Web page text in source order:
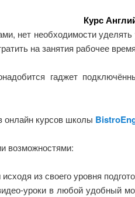
Курс
нет необходимости
на занятия рабочее
гаджет
онлайн курсов школы
возможностями:
из своего уровня
уроки в любой удобный